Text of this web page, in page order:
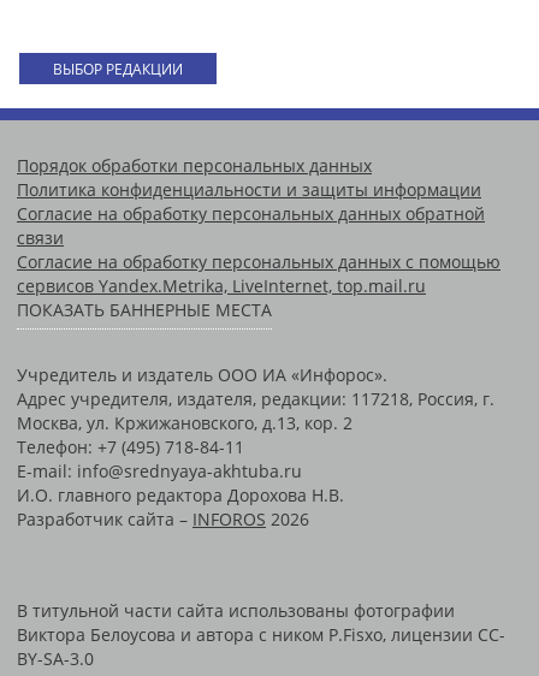
ВЫБОР РЕДАКЦИИ
Порядок обработки персональных данных
Политика конфиденциальности и защиты информации
Согласие на обработку персональных данных обратной
связи
Согласие на обработку персональных данных с помощью
сервисов Yandex.Metrika, LiveInternet, top.mail.ru
ПОКАЗАТЬ БАННЕРНЫЕ МЕСТА
Учредитель и издатель ООО ИА «Инфорос».
Адрес учредителя, издателя, редакции: 117218, Россия, г.
Москва, ул. Кржижановского, д.13, кор. 2
Телефон: +7 (495) 718-84-11
E-mail: info@srednyaya-akhtuba.ru
И.О. главного редактора Дорохова Н.В.
Разработчик сайта – INFOROS 2026
В титульной части сайта использованы фотографии
Виктора Белоусова и автора с ником P.Fisxo, лицензии CC-
BY-SA-3.0